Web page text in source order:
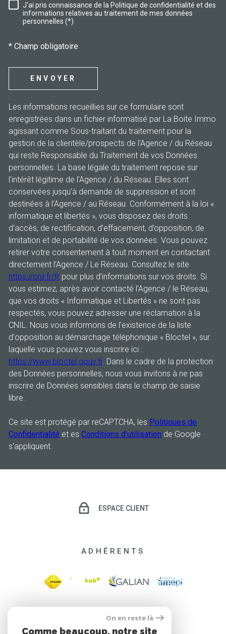
RÈGLEMENTATION
J'ai pris connaissance de la Politique de confidentialité et des
informations relatives au traitement de mes données
personnelles (*)
* Champ obligatoire
ENVOYER
Les informations recueillies sur ce formulaire sont
enregistrées dans un fichier informatisé par La Boite Immo
agissant comme Sous-traitant du traitement pour la
gestion de la clientèle/prospects de l'Agence / du Réseau
qui reste Responsable du Traitement de vos Données
personnelles. La base légale du traitement repose sur
l'intérêt légitime de l'Agence / du Réseau. Elles sont
conservées jusqu'à demande de suppression et sont
destinées à l'Agence / au Réseau. Conformément à la loi «
informatique et libertés », vous disposez des droits
d’accès, de rectification, d’effacement, d’opposition, de
limitation et de portabilité de vos données. Vous pouvez
retirer votre consentement à tout moment en contactant
directement l’Agence / Le Réseau. Consultez le site
https://cnil.fr/fr pour plus d’informations sur vos droits. Si
vous estimez, après avoir contacté l'Agence / le Réseau,
que vos droits « Informatique et Libertés » ne sont pas
respectés, vous pouvez adresser une réclamation à la
CNIL. Nous vous informons de l’existence de la liste
d'opposition au démarchage téléphonique « Bloctel », sur
laquelle vous pouvez vous inscrire ici :
https://www.bloctel.gouv.fr. Dans le cadre de la protection
des Données personnelles, nous vous invitons à ne pas
inscrire de Données sensibles dans le champ de saisie
libre.
Ce site est protégé par reCAPTCHA, les Politiques de
Confidentialité et es Conditions d'utilisation de Google
s'appliquent.
ESPACE CLIENT
ADHÉRENTS
On en reste là
Comme beaucoup, notre site